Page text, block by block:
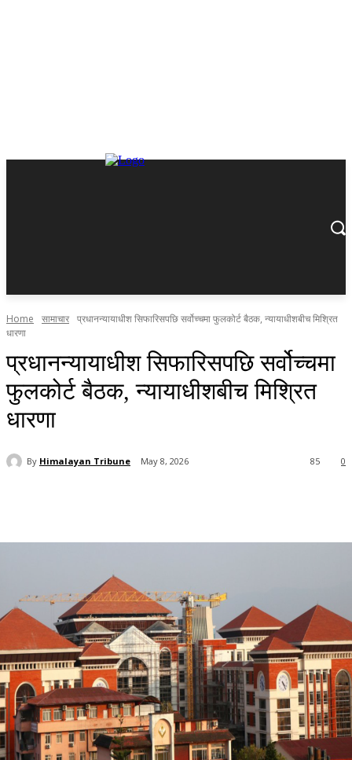
Home सामाचार प्रधानन्यायाधीश सिफारिसपछि सर्वोच्चमा फुलकोर्ट बैठक, न्यायाधीशबीच मिश्रित
धारणा
प्रधानन्यायाधीश सिफारिसपछि सर्वोच्चमा
फुलकोर्ट बैठक, न्यायाधीशबीच मिश्रित
धारणा
By Himalayan Tribune May 8, 2026 0
85